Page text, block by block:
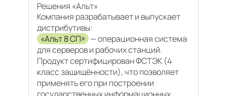
Решения «Альт»
Компания разрабатывает и выпускает
дистрибутивы:
«Альт 8 СП» — операционная система
для серверов и рабочих станций.
Продукт сертифицирован ФСТЭК (4
класс защищённости), что позволяет
применять его при построении